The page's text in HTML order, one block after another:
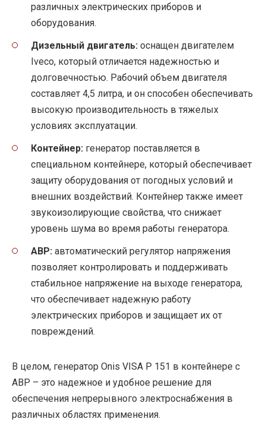
различных электрических приборов и
оборудования.
Дизельный двигатель: оснащен двигателем
Iveco, который отличается надежностью и
долговечностью. Рабочий объем двигателя
составляет 4,5 литра, и он способен обеспечивать
высокую производительность в тяжелых
условиях эксплуатации.
Контейнер: генератор поставляется в
специальном контейнере, который обеспечивает
защиту оборудования от погодных условий и
внешних воздействий. Контейнер также имеет
звукоизолирующие свойства, что снижает
уровень шума во время работы генератора.
АВР: автоматический регулятор напряжения
позволяет контролировать и поддерживать
стабильное напряжение на выходе генератора,
что обеспечивает надежную работу
электрических приборов и защищает их от
повреждений.
В целом, генератор Onis VISA P 151 в контейнере с
АВР – это надежное и удобное решение для
обеспечения непрерывного электроснабжения в
различных областях применения.